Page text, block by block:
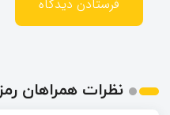
نظرات همراهان